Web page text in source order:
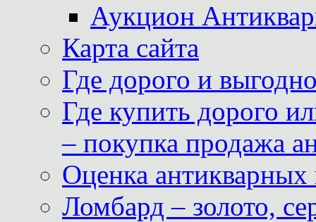
Аукцион
Карта сайта
Где дорого и
Где купить дорого
– покупка продажа
Оценка антикварных
Ломбард – золото,